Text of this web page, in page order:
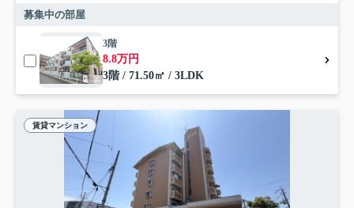
募集中の部屋
3階
8.8万円
3階 / 71.50㎡ / 3LDK
賃貸マンション